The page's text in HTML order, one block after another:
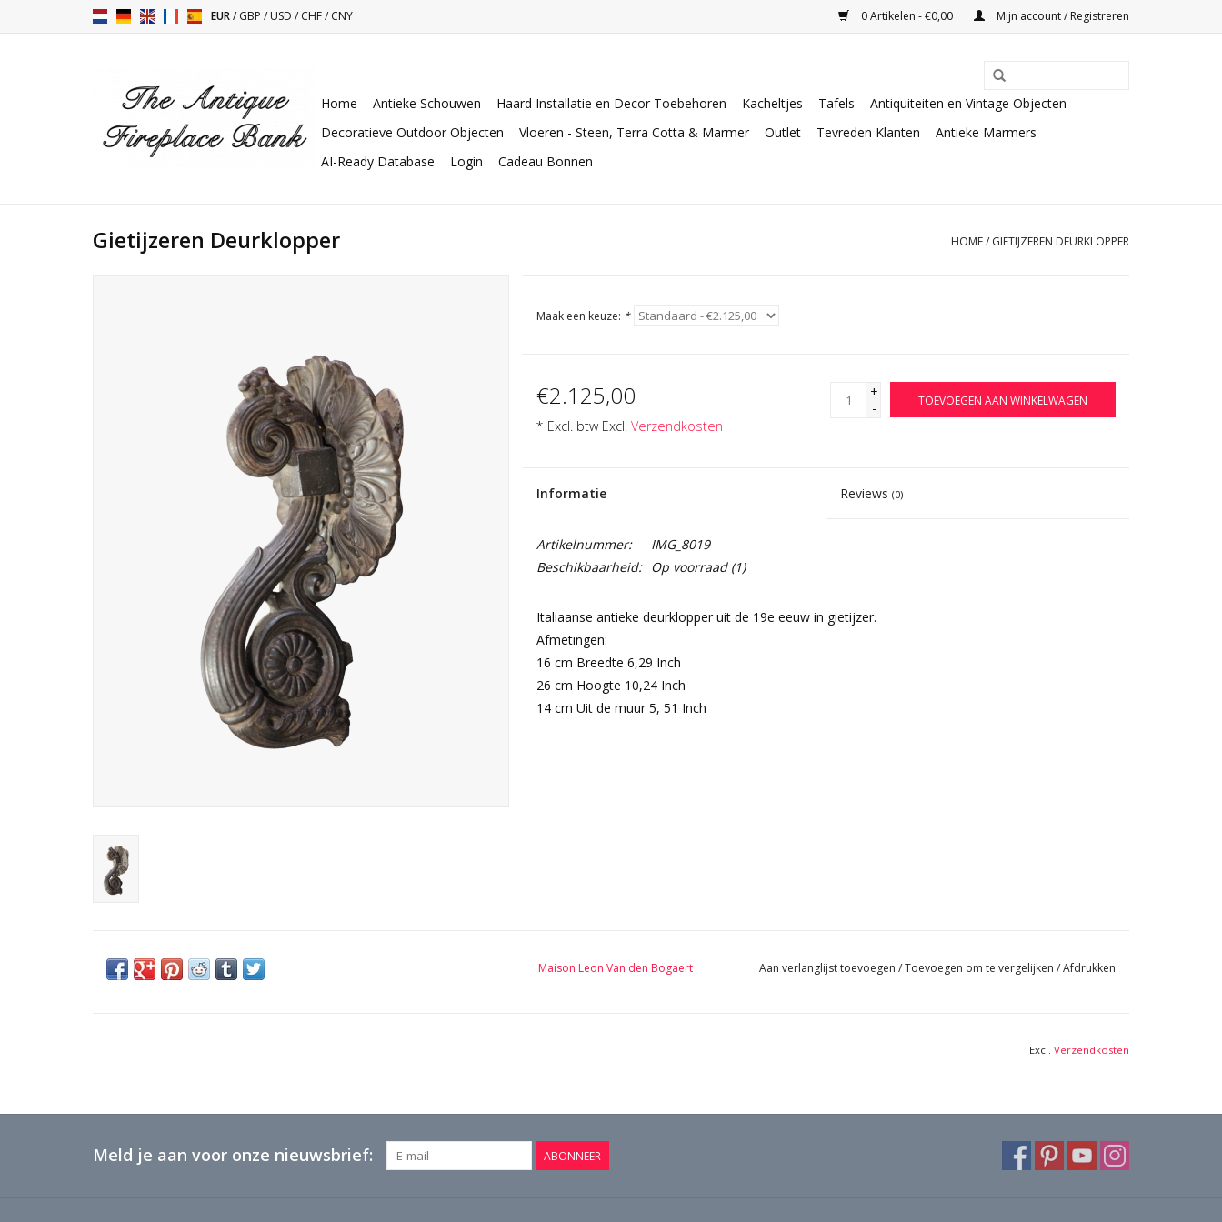
EUR/GBP /USD /CHF/CNY 0 Artikelen - €0,00 Mijn account / Registreren
Home Antieke Schouwen Haard Installatie en Decor Toebehoren Kacheltjes Tafels
Antiquiteiten en Vintage Objecten
Decoratieve Outdoor Objecten
Vloeren - Steen, Terra Cotta & Marmer Outlet Tevreden Klanten
Antieke Marmers
AI-Ready Database
Login Cadeau Bonnen
Gietijzeren Deurklopper HOME/ GIETIJZEREN DEURKLOPPER
Maak een keuze: *
€2.125,00
* Excl. btw Excl. Verzendkosten
+
-
TOEVOEGEN AAN WINKELWAGEN
Informatie Reviews(0)
Artikelnummer:
IMG_8019
Beschikbaarheid:
Op voorraad(1)
Italiaanse antieke deurklopper uit de 19e eeuw in gietijzer.
Afmetingen:
16 cm Breedte 6,29 Inch
26 cm Hoogte 10,24 Inch
14 cm Uit de muur 5, 51 Inch
Maison Leon Van den Bogaert Aan verlanglijst toevoegen /Toevoegen om te vergelijken /Afdrukken
Excl. Verzendkosten
Meld je aan voor onze nieuwsbrief: ABONNEER